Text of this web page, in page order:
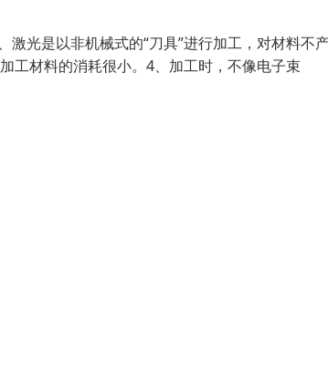
光是以非机械式的“刀具”进行加工，对材料不
工材料的消耗很小。4、加工时，不像电子束